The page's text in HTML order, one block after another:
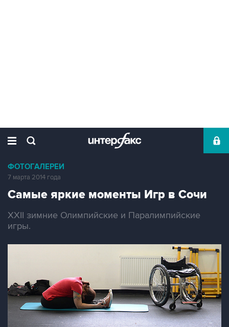
ФОТОГАЛЕРЕИ
7 марта 2014 года
Самые яркие моменты Игр в Сочи
XXII зимние Олимпийские и Паралимпийские
игры.